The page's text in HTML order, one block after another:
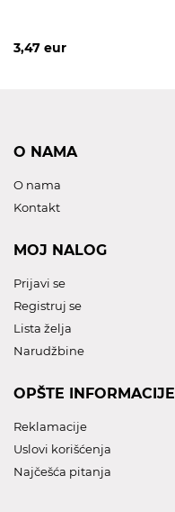
3,47 eur
O NAMA
O nama
Kontakt
MOJ NALOG
Prijavi se
Registruj se
Lista želja
Narudžbine
OPŠTE INFORMACIJE
Reklamacije
Uslovi korišćenja
Najčešća pitanja